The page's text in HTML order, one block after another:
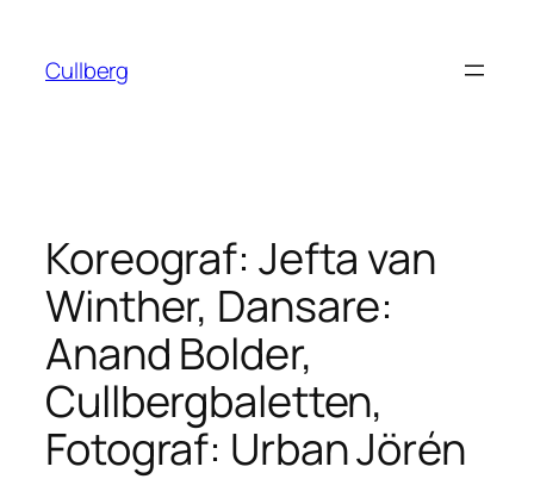
innehåll
Cullberg
Koreograf: Jefta van
Winther, Dansare:
Anand Bolder,
Cullbergbaletten,
Fotograf: Urban Jörén